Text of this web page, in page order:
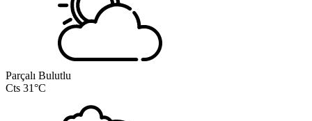
Parçalı Bulutlu
Cts 31°C